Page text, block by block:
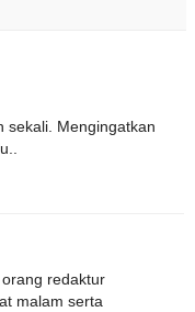
sekali. Mengingatkan
redaktur
malam serta